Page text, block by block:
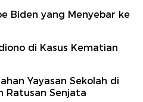
Biden yang Menyebar ke
di Kasus Kematian
Yayasan Sekolah di
Ratusan Senjata